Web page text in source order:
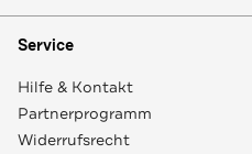
Service
Hilfe & Kontakt
Partnerprogramm
Widerrufsrecht